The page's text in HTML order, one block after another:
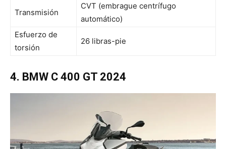
Transmisión
CVT (embrague centrífugo
automático)
Esfuerzo de
torsión
26 libras-pie
4. BMW C 400 GT 2024